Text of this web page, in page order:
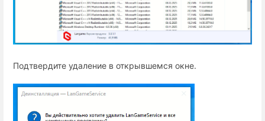
Подтвердите удаление в открывшемся окне.